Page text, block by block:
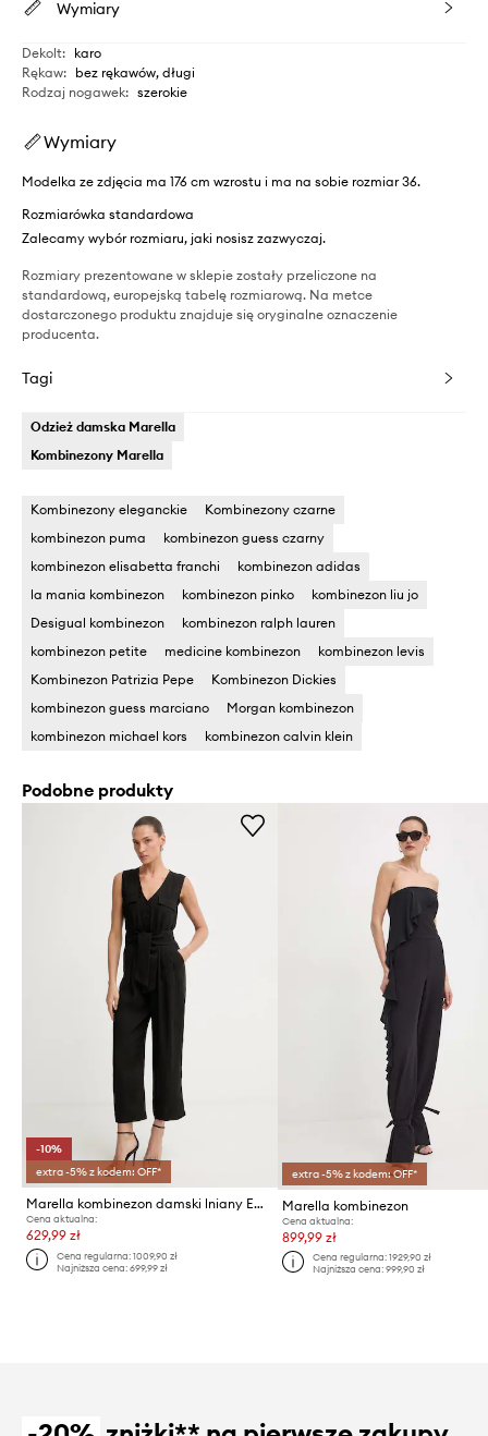
Wymiary
Dekolt: karo
Rękaw: bez rękawów, długi
Rodzaj nogawek: szerokie
Wymiary
Modelka ze zdjęcia ma 176 cm wzrostu i ma na sobie rozmiar 36.
Rozmiarówka standardowa
Zalecamy wybór rozmiaru, jaki nosisz zazwyczaj.
Rozmiary prezentowane w sklepie zostały przeliczone na
standardową, europejską tabelę rozmiarową. Na metce
dostarczonego produktu znajduje się oryginalne oznaczenie
producenta.
Tagi
Odzież damska Marella
Kombinezony Marella
Kombinezony eleganckie
Kombinezony czarne
kombinezon puma
kombinezon guess czarny
kombinezon elisabetta franchi
kombinezon adidas
la mania kombinezon
kombinezon pinko
kombinezon liu jo
Desigual kombinezon
kombinezon ralph lauren
kombinezon petite
medicine kombinezon
kombinezon levis
Kombinezon Patrizia Pepe
Kombinezon Dickies
kombinezon guess marciano
Morgan kombinezon
kombinezon michael kors
kombinezon calvin klein
Podobne produkty
-10%
extra -5% z kodem: OFF*
Marella kombinezon damski lniany Emme by Marella
Cena aktualna:
629,99 zł
Cena regularna:1009,90 zł
Najniższa cena:699,99 zł
extra -5% z kodem: OFF*
Marella kombinezon
Cena aktualna:
899,99 zł
Cena regularna: 1929,90 zł
Najniższa cena: 999,90 zł